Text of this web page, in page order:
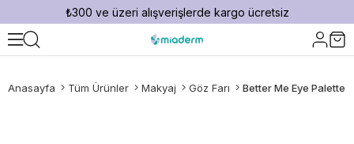
₺300 ve üzeri alışverişlerde kargo ücretsiz
Anasayfa Tüm Ürünler Makyaj Göz Farı